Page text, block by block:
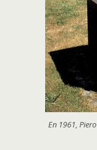
En 1961,